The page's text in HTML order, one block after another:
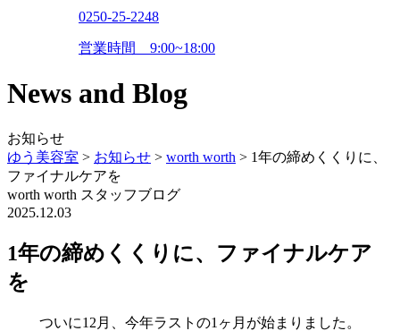
0250-25-2248
営業時間 9:00~18:00
News and Blog
お知らせ
ゆう美容室 > お知らせ > worth worth > 1年の締めくくりに、
ファイナルケアを
worth worth スタッフブログ
2025.12.03
1年の締めくくりに、ファイナルケア
を
ついに12月、今年ラストの1ヶ月が始まりました。